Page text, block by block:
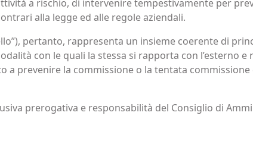
a rischio, di intervenire tempestivamente per
alla legge ed alle regole aziendali.
pertanto, rappresenta un insieme coerente di
con le quali la stessa si rapporta con l’esterno e
prevenire la commissione o la tentata commissione
prerogativa e responsabilità del Consiglio di